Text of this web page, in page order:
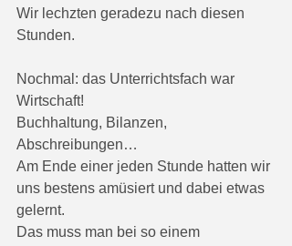
Wir lechzten geradezu nach diesen
Stunden.
Nochmal: das Unterrichtsfach war
Wirtschaft!
Buchhaltung, Bilanzen,
Abschreibungen…
Am Ende einer jeden Stunde hatten wir
uns bestens amüsiert und dabei etwas
gelernt.
Das muss man bei so einem